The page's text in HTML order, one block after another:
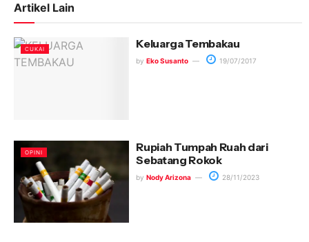
Artikel Lain
CUKAI Keluarga Tembakau
by Eko Susanto 19/07/2017
OPINI
Rupiah Tumpah Ruah dari
Sebatang Rokok
by Nody Arizona 28/11/2023